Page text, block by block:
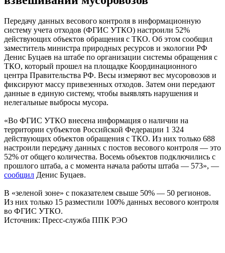
Передачу данных весового контроля в информационную
систему учета отходов (ФГИС УТКО) настроили 52%
действующих объектов обращения с ТКО. Об этом сообщил
заместитель министра природных ресурсов и экологии РФ
Денис Буцаев на штабе по организации системы обращения с
ТКО, который прошел на площадке Координационного
центра Правительства РФ. Весы измеряют вес мусоровозов и
фиксируют массу привезенных отходов. Затем они передают
данные в единую систему, чтобы выявлять нарушения и
нелегальные выбросы мусора.
«Во ФГИС УТКО внесена информация о наличии на
территории субъектов Российской Федерации 1 324
действующих объектов обращения с ТКО. Из них только 688
настроили передачу данных с постов весового контроля — это
52% от общего количества. Восемь объектов подключились с
прошлого штаба, а с момента начала работы штаба — 573», —
сообщил Денис Буцаев.
В «зеленой зоне» с показателем свыше 50% — 50 регионов.
Из них только 15 разместили 100% данных весового контроля
во ФГИС УТКО.
Источник: Пресс-служба ППК РЭО